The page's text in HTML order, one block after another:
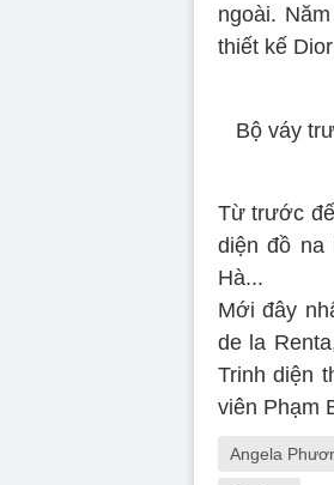
ngoài.
thiết kế
Bộ váy
Từ trước
diện đồ na
Hà...
Mới đây
de la
Trinh diện
viên Phạm
Angela